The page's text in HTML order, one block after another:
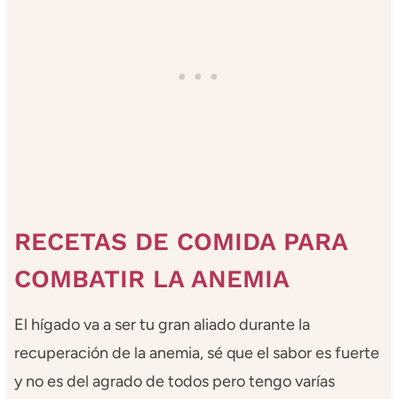
RECETAS DE COMIDA PARA
COMBATIR LA ANEMIA
El hígado va a ser tu gran aliado durante la
recuperación de la anemia, sé que el sabor es fuerte
y no es del agrado de todos pero tengo varías